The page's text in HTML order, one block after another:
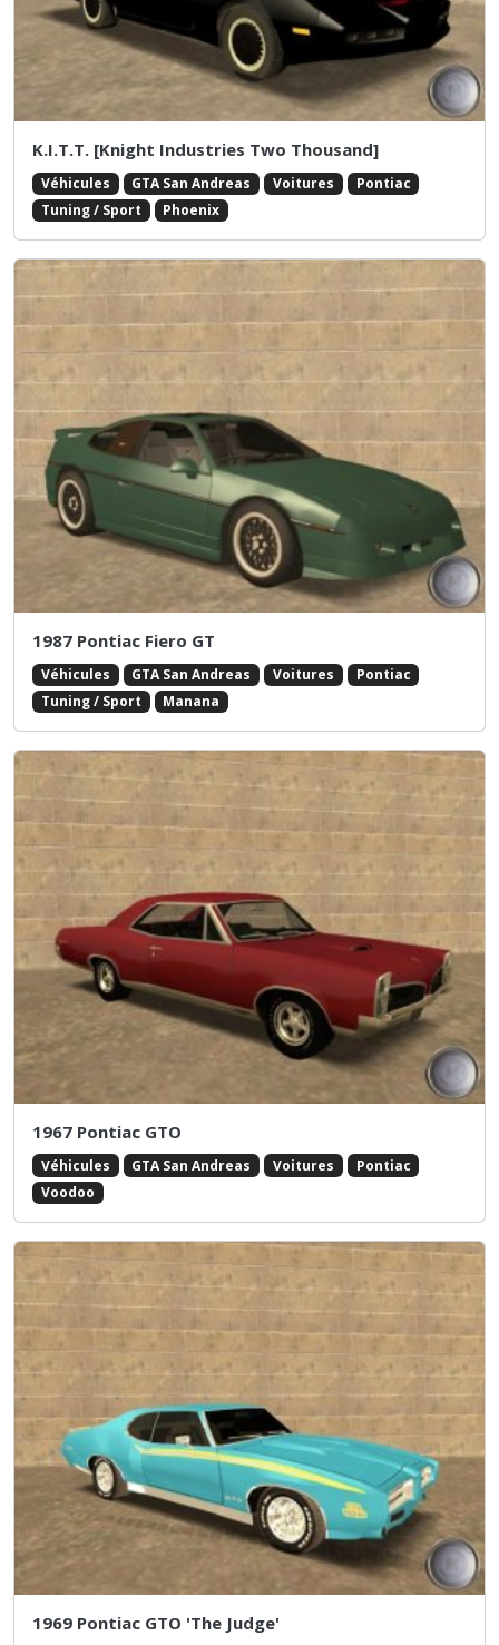
K.I.T.T. [Knight Industries Two Thousand]
Véhicules GTA San Andreas Voitures
Pontiac
Tuning / Sport
Phoenix
1987 Pontiac Fiero GT
Véhicules GTA San Andreas Voitures
Pontiac
Tuning / Sport
Manana
1967 Pontiac GTO
Véhicules GTA San Andreas Voitures
Pontiac
Voodoo
1969 Pontiac GTO 'The Judge'